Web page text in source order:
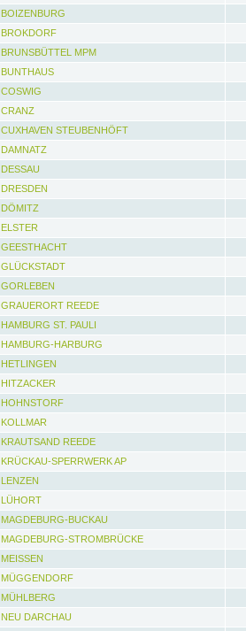
BOIZENBURG
BROKDORF
BRUNSBÜTTEL MPM
BUNTHAUS
COSWIG
CRANZ
CUXHAVEN STEUBENHÖFT
DAMNATZ
DESSAU
DRESDEN
DÖMITZ
ELSTER
GEESTHACHT
GLÜCKSTADT
GORLEBEN
GRAUERORT REEDE
HAMBURG ST. PAULI
HAMBURG-HARBURG
HETLINGEN
HITZACKER
HOHNSTORF
KOLLMAR
KRAUTSAND REEDE
KRÜCKAU-SPERRWERK AP
LENZEN
LÜHORT
MAGDEBURG-BUCKAU
MAGDEBURG-STROMBRÜCKE
MEISSEN
MÜGGENDORF
MÜHLBERG
NEU DARCHAU